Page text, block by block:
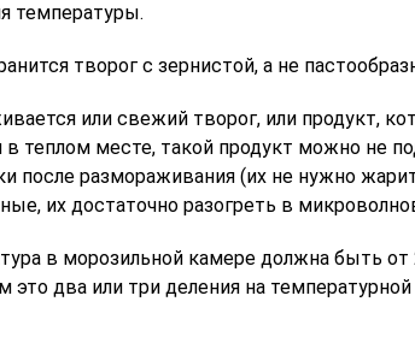
температуры.
творог с зернистой, а не
или свежий творог, или продукт,
в теплом месте, такой продукт можно не
после размораживания (их не нужно
их достаточно разогреть в
в морозильной камере должна быть от
это два или три деления на